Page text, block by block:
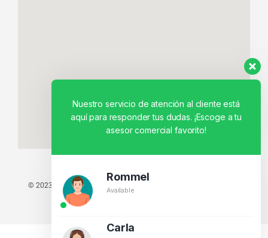
© 2023 TODOS LOS DERECHOS RESERVADOS - TECNIT TU TIENDA
TECNOLÓGICA.
Nuestro servicio de atención al cliente está
aquí para responder tus dudas. ¡Escoge a tu
asesor comercial favorito!
Rommel
Available
Carla